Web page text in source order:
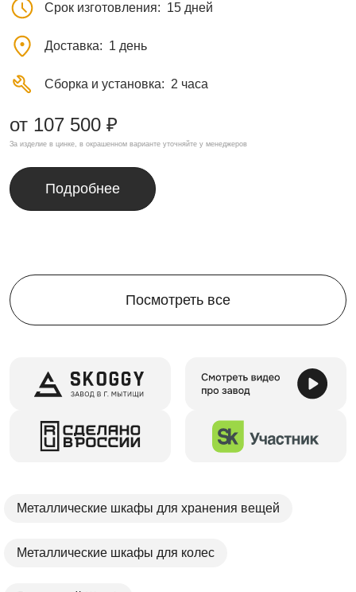
Срок изготовления 15 дней
Доставка 1 день
Сборка и установка 2 часа
от 107 500 ₽
За изделие в цинке, в окрашенном варианте уточняйте у менеджеров
Подробнее
Посмотреть все
Металлические шкафы для хранения вещей
Металлические шкафы для колес